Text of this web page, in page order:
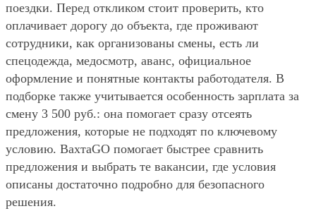
поездки. Перед откликом стоит проверить, кто
оплачивает дорогу до объекта, где проживают
сотрудники, как организованы смены, есть ли
спецодежда, медосмотр, аванс, официальное
оформление и понятные контакты работодателя. В
подборке также учитывается особенность зарплата за
смену 3 500 руб.: она помогает сразу отсеять
предложения, которые не подходят по ключевому
условию. ВахтаGO помогает быстрее сравнить
предложения и выбрать те вакансии, где условия
описаны достаточно подробно для безопасного
решения.